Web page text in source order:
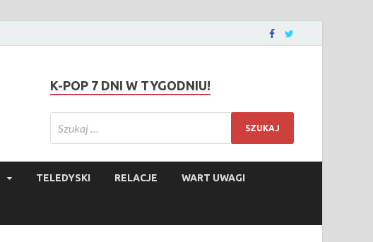
K-POP 7 DNI W TYGODNIU!
TELEDYSKI RELACJE WART UWAGI